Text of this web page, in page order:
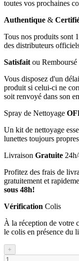
toutes vos prochaines
Authentique &
Tous nos produits sont
des distributeurs
Satisfait ou Remboursé
Vous disposez d'un
produit si celui-ci ne
soit renvoyé dans son
Spray de Nettoyage
Un kit de nettoyage
lunettes toujours
Livraison Gratuite
Profitez des frais de
gratuitement et
sous 48h!
Vérification Colis
À la réception de votre
le colis en présence du
+